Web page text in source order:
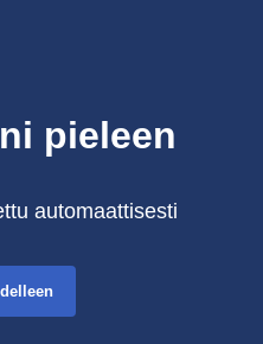
pieleen
automaattisesti